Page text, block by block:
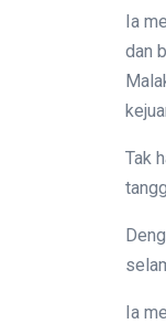
Ia
dan
Tak
Ia